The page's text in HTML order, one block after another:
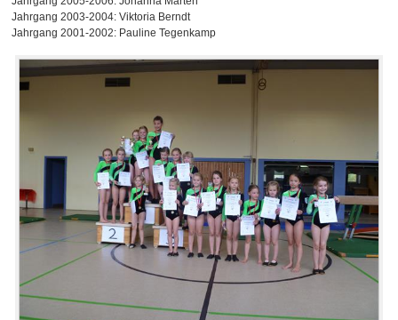
Jahrgang 2003-2004: Viktoria Berndt
Jahrgang 2001-2002: Pauline Tegenkamp